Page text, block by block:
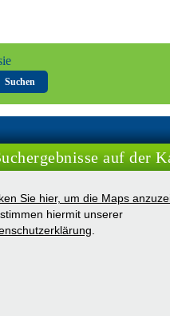
Suchen
auf der
Sie hier, um die Maps
hiermit unserer